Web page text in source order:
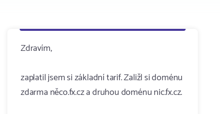
Zdravím,
zaplatil jsem si základní tarif. Zaližl si doménu
zdarma něco.fx.cz a druhou doménu nic.fx.cz.